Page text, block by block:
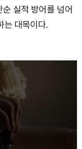
실적 방어를 넘어
는 대목이다.